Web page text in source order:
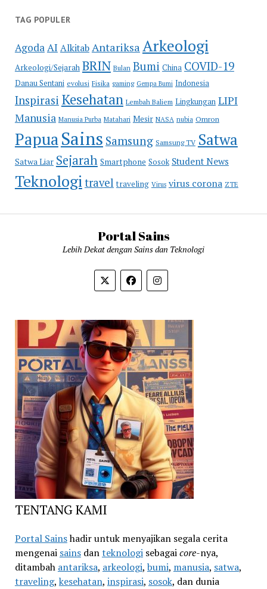
TAG POPULER
AgodaAI AlkitabAntariksa Arkeologi
Arkeologi/Sejarah BRIN Bulan Bumi China COVID-19
Danau Sentani evolusi Fisika gaming Gempa Bumi Indonesia
Inspirasi Kesehatan Lembah Baliem Lingkungan LIPI
Manusia Manusia Purba Matahari Mesir NASA nubia Omron
PapuaSains Samsung Samsung TV Satwa
Satwa Liar Sejarah Smartphone Sosok Student News
Teknologitravel traveling Virus virus corona ZTE
Portal Sains
Lebih Dekat dengan Sains dan Teknologi
TENTANG KAMI
Portal Sainshadir untuk menyajikan segala cerita
mengenai sainsdanteknologisebagaicore-nya,
ditambah antariksa, arkeologi, bumi, manusia, satwa,
traveling, kesehatan, inspirasi, sosok, dan dunia